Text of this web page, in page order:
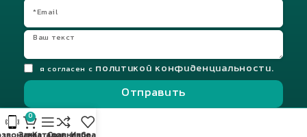
я согласен с политикой конфиденциальности.
Отправить
0